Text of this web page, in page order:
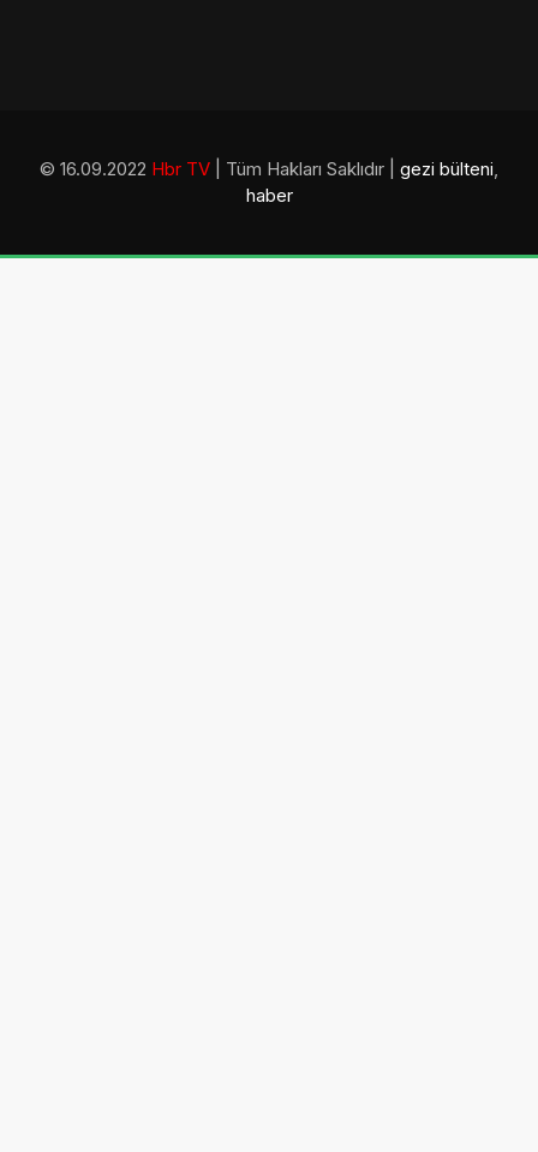
© 16.09.2022 Hbr TV | Tüm Hakları Saklıdır | gezi bülteni,
haber